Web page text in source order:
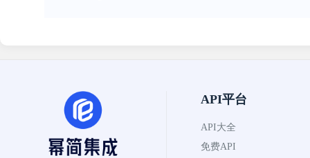
API平台
API大全
免费API